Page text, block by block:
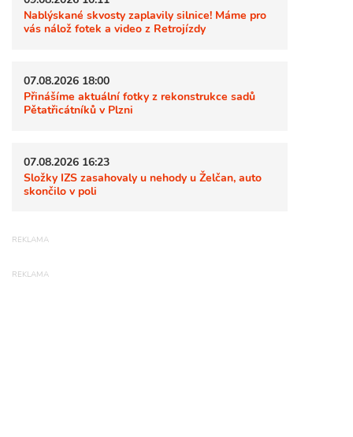
Nablýskané skvosty zaplavily silnice! Máme pro
vás nálož fotek a video z Retrojízdy
07.08.2026 18:00
Přinášíme aktuální fotky z rekonstrukce sadů
Pětatřicátníků v Plzni
07.08.2026 16:23
Složky IZS zasahovaly u nehody u Želčan, auto
skončilo v poli